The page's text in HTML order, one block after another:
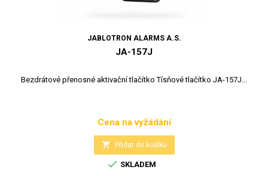
JABLOTRON ALARMS A.S.
JA-157J
Bezdrátové přenosné aktivační tlačítko Tísňové tlačítko JA-157J...
Cena
Cena na vyžádání
 Přidat do košíku
 SKLADEM